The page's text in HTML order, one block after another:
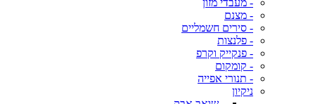
- מעבדי מזון
- מצנם
- סירים חשמליים
- פלנצות
- פנקייק וקרפ
- קומקום
- תנורי אפייה
ניקיון